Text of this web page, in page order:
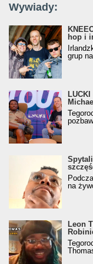
Wywiady:
hop i
grup
na
Leon